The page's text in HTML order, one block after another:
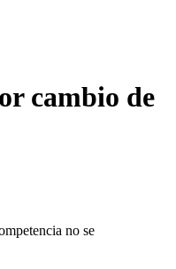
cambio de
no se